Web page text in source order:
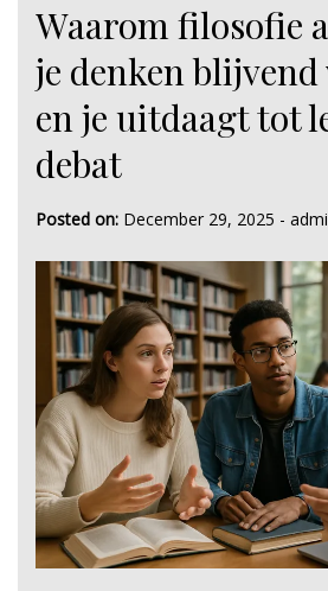
Waarom filosofie
je denken
en je uitdaagt tot
debat
Posted on: December 29, 2025 -